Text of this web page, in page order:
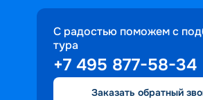
С радостью поможем с
тура
+7 495 877-58-34
Заказать обратный